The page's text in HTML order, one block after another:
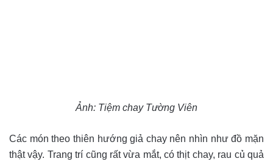
Ảnh: Tiệm chay Tường Viên
Các món theo thiên hướng giả chay nên nhìn như đồ mặn
thật vậy. Trang trí cũng rất vừa mắt, có thịt chay, rau củ quả